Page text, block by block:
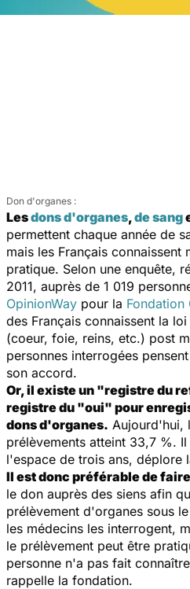
Don d'organes :
Lesdons d'organes,de sang
permettent chaque année de
mais les Français connaissent
pratique. Selon une enquête,
2011, auprès de 1 019
OpinionWay pour la Fondation
des Français connaissent la
(coeur, foie, reins, etc.) post
personnes interrogées
son accord.
Or, il existe un "registre du
registre du "oui" pour
dons d'organes. Aujourd'hui,
prélèvements atteint 33,7 %.
l'espace de trois ans, déplore
Il est donc préférable de
le don auprès des siens afin
prélèvement d'organes sous
les médecins les interrogent,
le prélèvement peut être
personne n'a pas fait
rappelle la fondation.